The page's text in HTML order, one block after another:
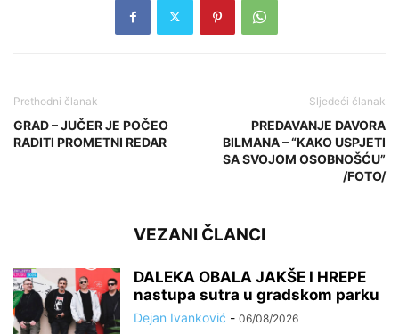
Prethodni članak
GRAD – JUČER JE POČEO
RADITI PROMETNI REDAR
Sljedeći članak
PREDAVANJE DAVORA
BILMANA – “KAKO USPJETI
SA SVOJOM OSOBNOŠĆU”
/FOTO/
VEZANI ČLANCI
DALEKA OBALA JAKŠE I HREPE
nastupa sutra u gradskom parku
Dejan Ivanković - 06/08/2026